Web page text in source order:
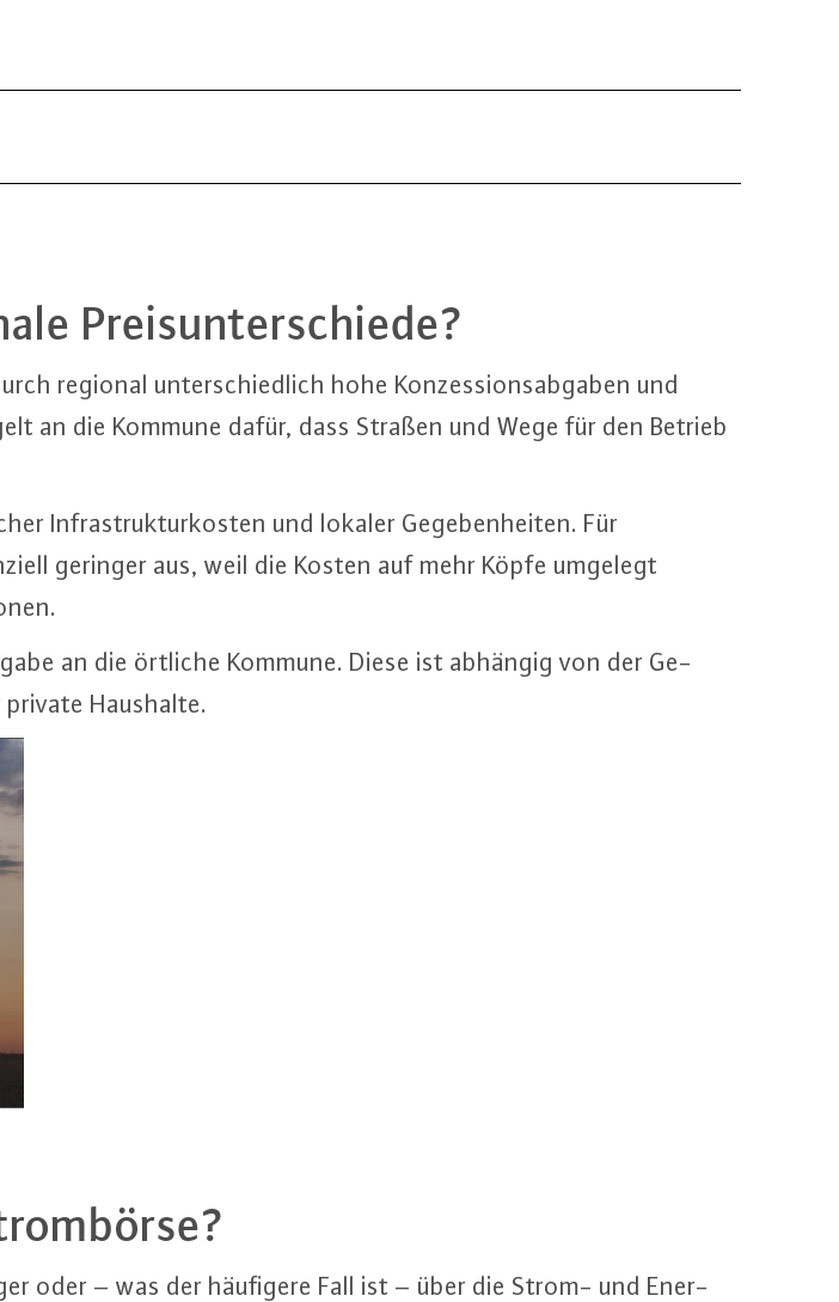
Preis­un­ter­schie­de?
regional un­ter­schied­lich hohe Kon­zes­si­ons­ab­ga­ben und
an die Kommune dafür, dass Straßen und Wege für den Betrieb
In­fra­struk­tur­kos­ten und lokaler Ge­ge­ben­hei­ten. Für
geringer aus, weil die Kosten auf mehr Köpfe umgelegt
an die örtliche Kommune. Diese ist abhängig von der Ge­
Haushalte.
oder – was der häufigere Fall ist – über die Strom- und En­er­